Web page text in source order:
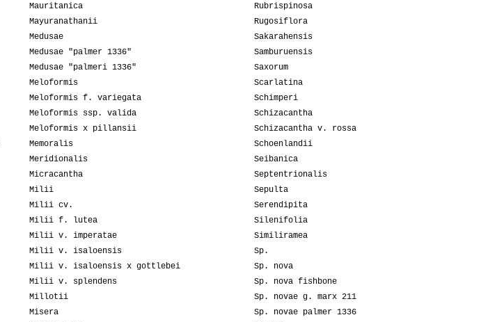
Mauritanica
Mayuranathanii
Medusae
Medusae "palmer 1336"
Medusae "palmeri 1336"
Meloformis
Meloformis f. variegata
Meloformis ssp. valida
Meloformis x pillansii
Memoralis
Meridionalis
Micracantha
Milii
Milii cv.
Milii f. lutea
Milii v. imperatae
Milii v. isaloensis
Milii v. isaloensis x gottlebei
Milii v. splendens
Millotii
Misera
Rubrispinosa
Rugosiflora
Sakarahensis
Samburuensis
Saxorum
Scarlatina
Schimperi
Schizacantha
Schizacantha v. rossa
Schoenlandii
Seibanica
Septentrionalis
Sepulta
Serendipita
Silenifolia
Similiramea
Sp.
Sp. nova
Sp. nova fishbone
Sp. novae g. marx 211
Sp. novae palmer 1336